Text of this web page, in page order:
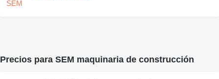
Precios para SEM maquinaria de construcción